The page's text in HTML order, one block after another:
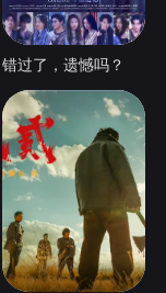
错过了，遗憾吗？